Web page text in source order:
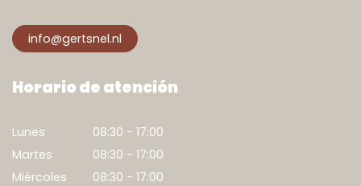
info@gertsnel.nl
Horario de atención
Lunes
08:30 - 17:00
Martes
08:30 - 17:00
Miércoles
08:30 - 17:00